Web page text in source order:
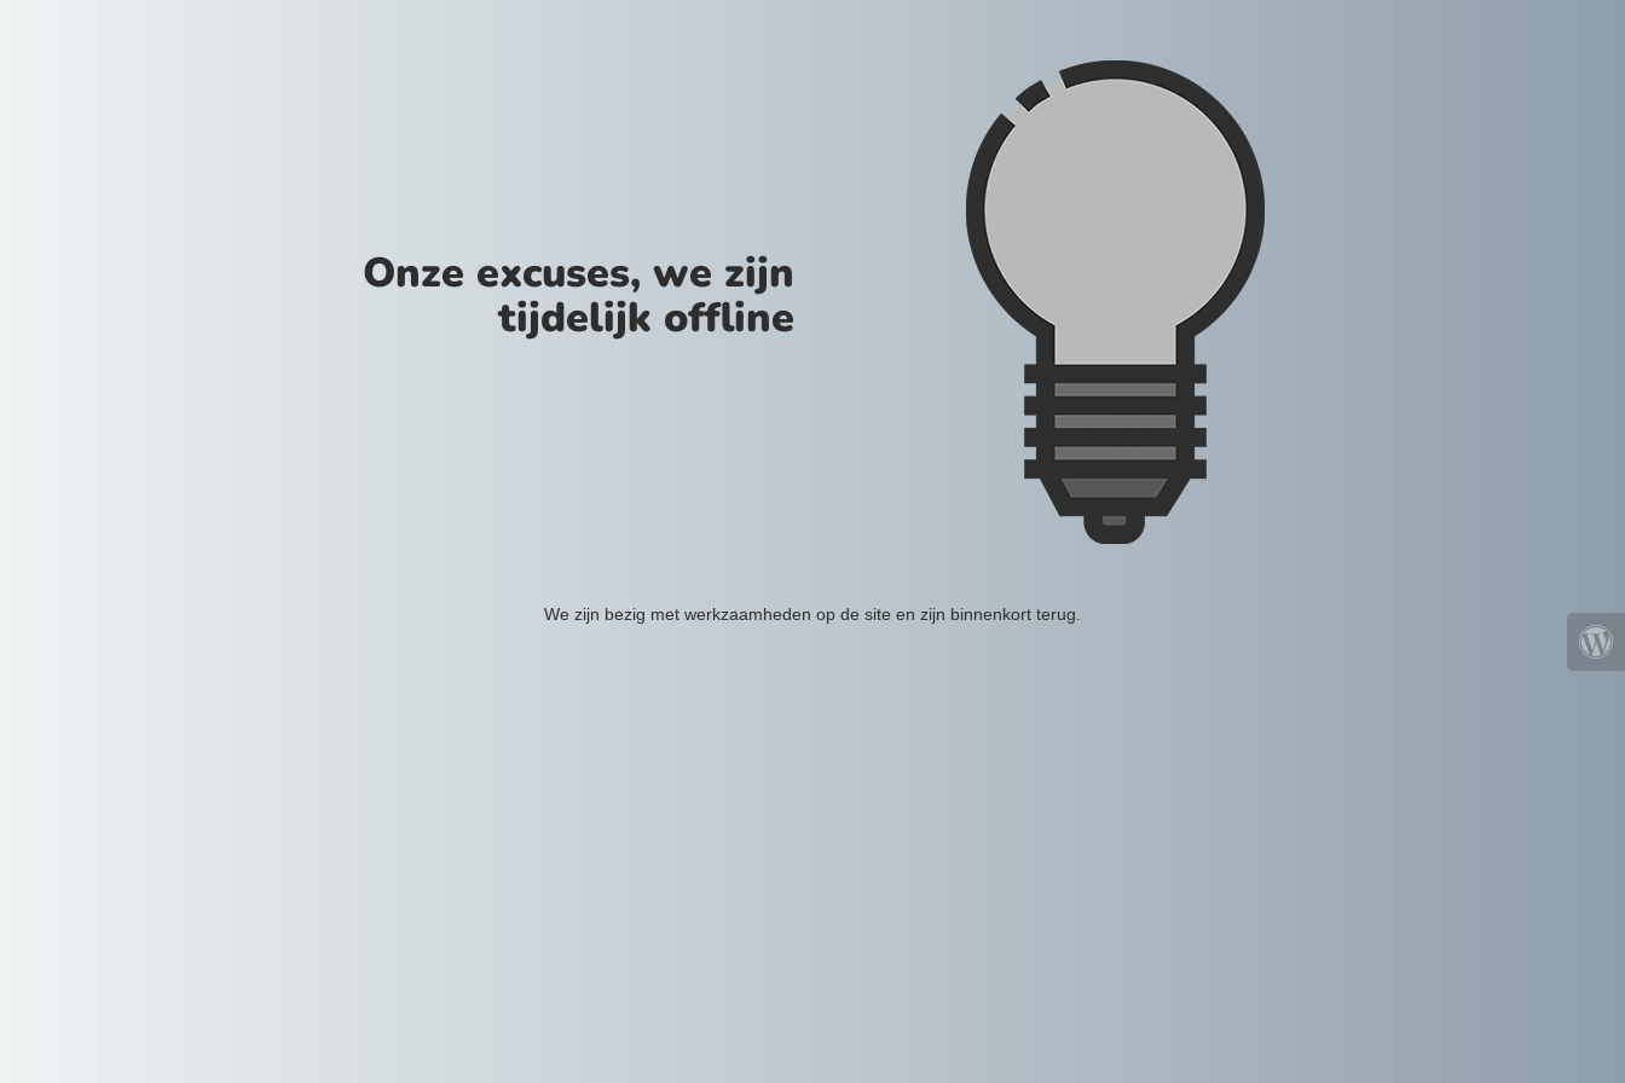
Onze excuses, we zijn
tijdelijk offline
We zijn bezig met werkzaamheden op de site en zijn binnenkort terug.